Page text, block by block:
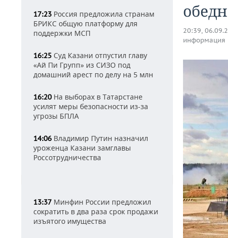
17:23 Россия предложила странам
БРИКС общую платформу для
поддержки МСП
16:25 Суд Казани отпустил главу
«Ай Пи Групп» из СИЗО под
домашний арест по делу на 5 млн
16:20На выборах в Татарстане
усилят меры безопасности из-за
угрозы БПЛА
14:06 Владимир Путин назначил
уроженца Казани замглавы
Россотрудничества
13:37 Минфин России предложил
сократить в два раза срок продажи
изъятого имущества
20:39,
информация